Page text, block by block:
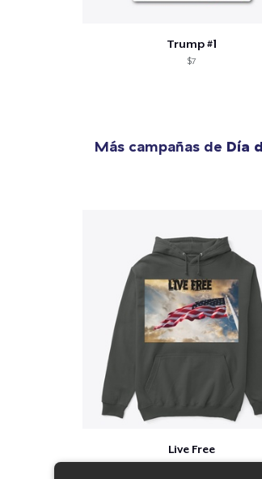
Trump #1
$7
Más campañas de Día
Live Free